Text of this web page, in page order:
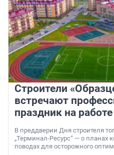
Строители
встречают
праздник на работе
В преддверии Дня строителя
„Терминал-Ресурс“ — о планах
поводах для осторожного